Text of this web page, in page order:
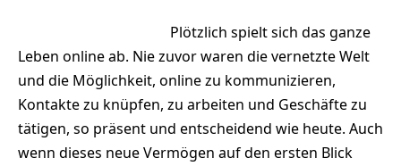
Plötzlich spielt sich das ganze
Leben online ab. Nie zuvor waren die vernetzte Welt
und die Möglichkeit, online zu kommunizieren,
Kontakte zu knüpfen, zu arbeiten und Geschäfte zu
tätigen, so präsent und entscheidend wie heute. Auch
wenn dieses neue Vermögen auf den ersten Blick